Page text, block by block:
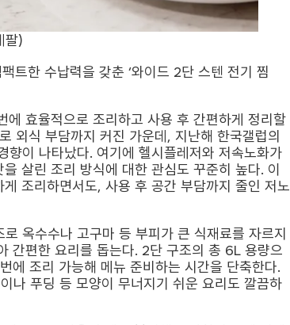
팔)
트한 수납력을 갖춘 ‘와이드 2단 스텐 전기 찜
효율적으로 조리하고 사용 후 간편하게 정리할
외식 부담까지 커진 가운데, 지난해 한국갤럽의
향이 나타났다. 여기에 헬시플레저와 저속노화가
살린 조리 방식에 대한 관심도 꾸준히 높다. 이
조리하면서도, 사용 후 공간 부담까지 줄인 저노
옥수수나 고구마 등 부피가 큰 식재료를 자르지
간편한 요리를 돕는다. 2단 구조의 총 6L 용량으
에 조리 가능해 메뉴 준비하는 시간을 단축한다.
나 푸딩 등 모양이 무너지기 쉬운 요리도 깔끔하